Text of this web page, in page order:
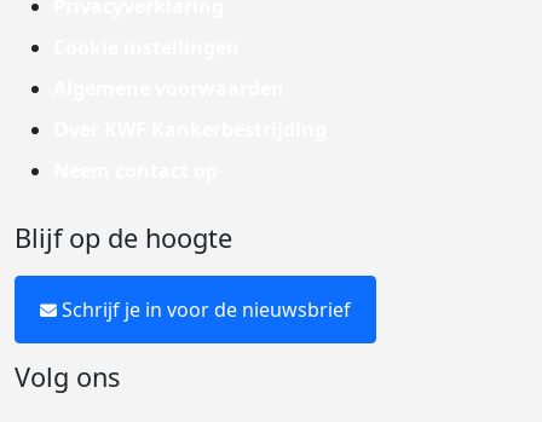
Blijf op de hoogte
Schrijf je in voor de nieuwsbrief
Volg ons